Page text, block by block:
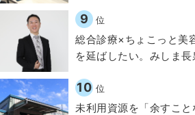
9 位
総合診療×ちょこっと美
を延ばしたい。みしま
10 位
未利用資源を「余すこ